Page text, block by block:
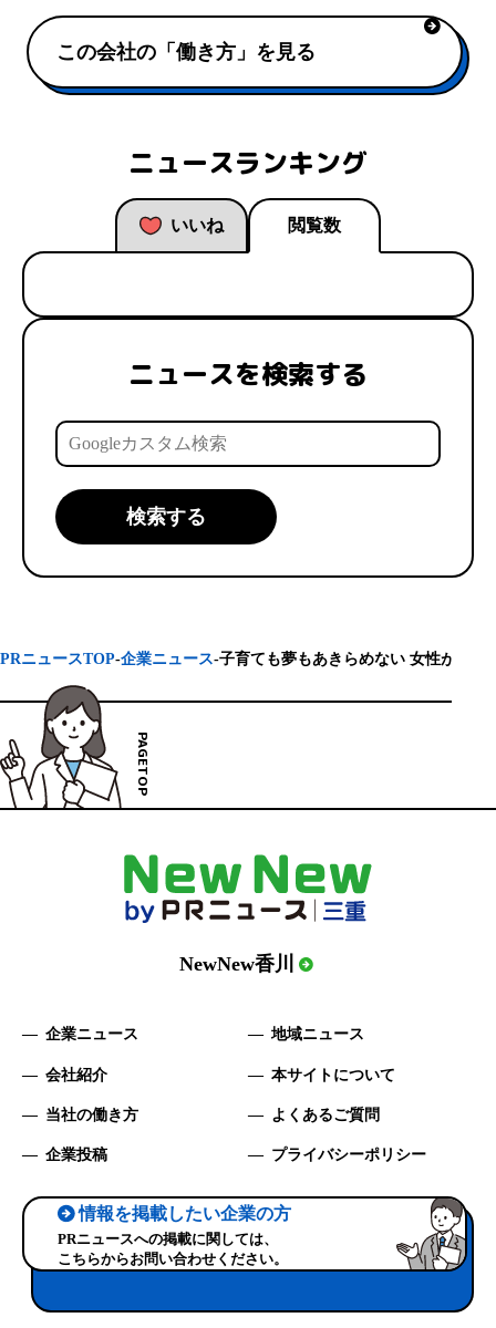
この会社の「働き方」を見る
ニュースランキング
いいね 閲覧数
ニュースを検索する
PRニュースTOP 企業ニュース 子育ても夢もあきらめない 女性が輝く
PAGETOP
NewNew香川
企業ニュース
会社紹介
当社の働き方
企業投稿
地域ニュース
本サイトについて
よくあるご質問
プライバシーポリシー
情報を掲載したい企業の方
PRニュースへの掲載に関しては、
こちらからお問い合わせください。